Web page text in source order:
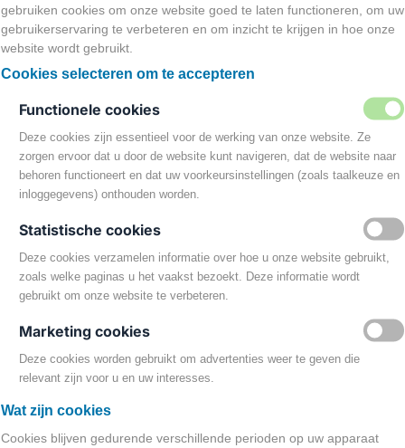
Laat van je horen! We staan voor je
workshops.
gebruiken cookies om onze website goed te laten functioneren, om uw
gebruikerservaring te verbeteren en om inzicht te krijgen in hoe onze
website wordt gebruikt.
Cookies selecteren om te accepteren
Functionele cookies
Deze cookies zijn essentieel voor de werking van onze website. Ze
zorgen ervoor dat u door de website kunt navigeren, dat de website naar
behoren functioneert en dat uw voorkeursinstellingen (zoals taalkeuze en
inloggegevens) onthouden worden.
Statistische cookies
Deze cookies verzamelen informatie over hoe u onze website gebruikt,
zoals welke paginas u het vaakst bezoekt. Deze informatie wordt
gebruikt om onze website te verbeteren.
Marketing cookies
Deze cookies worden gebruikt om advertenties weer te geven die
relevant zijn voor u en uw interesses.
Wat zijn cookies
Cookies blijven gedurende verschillende perioden op uw apparaat